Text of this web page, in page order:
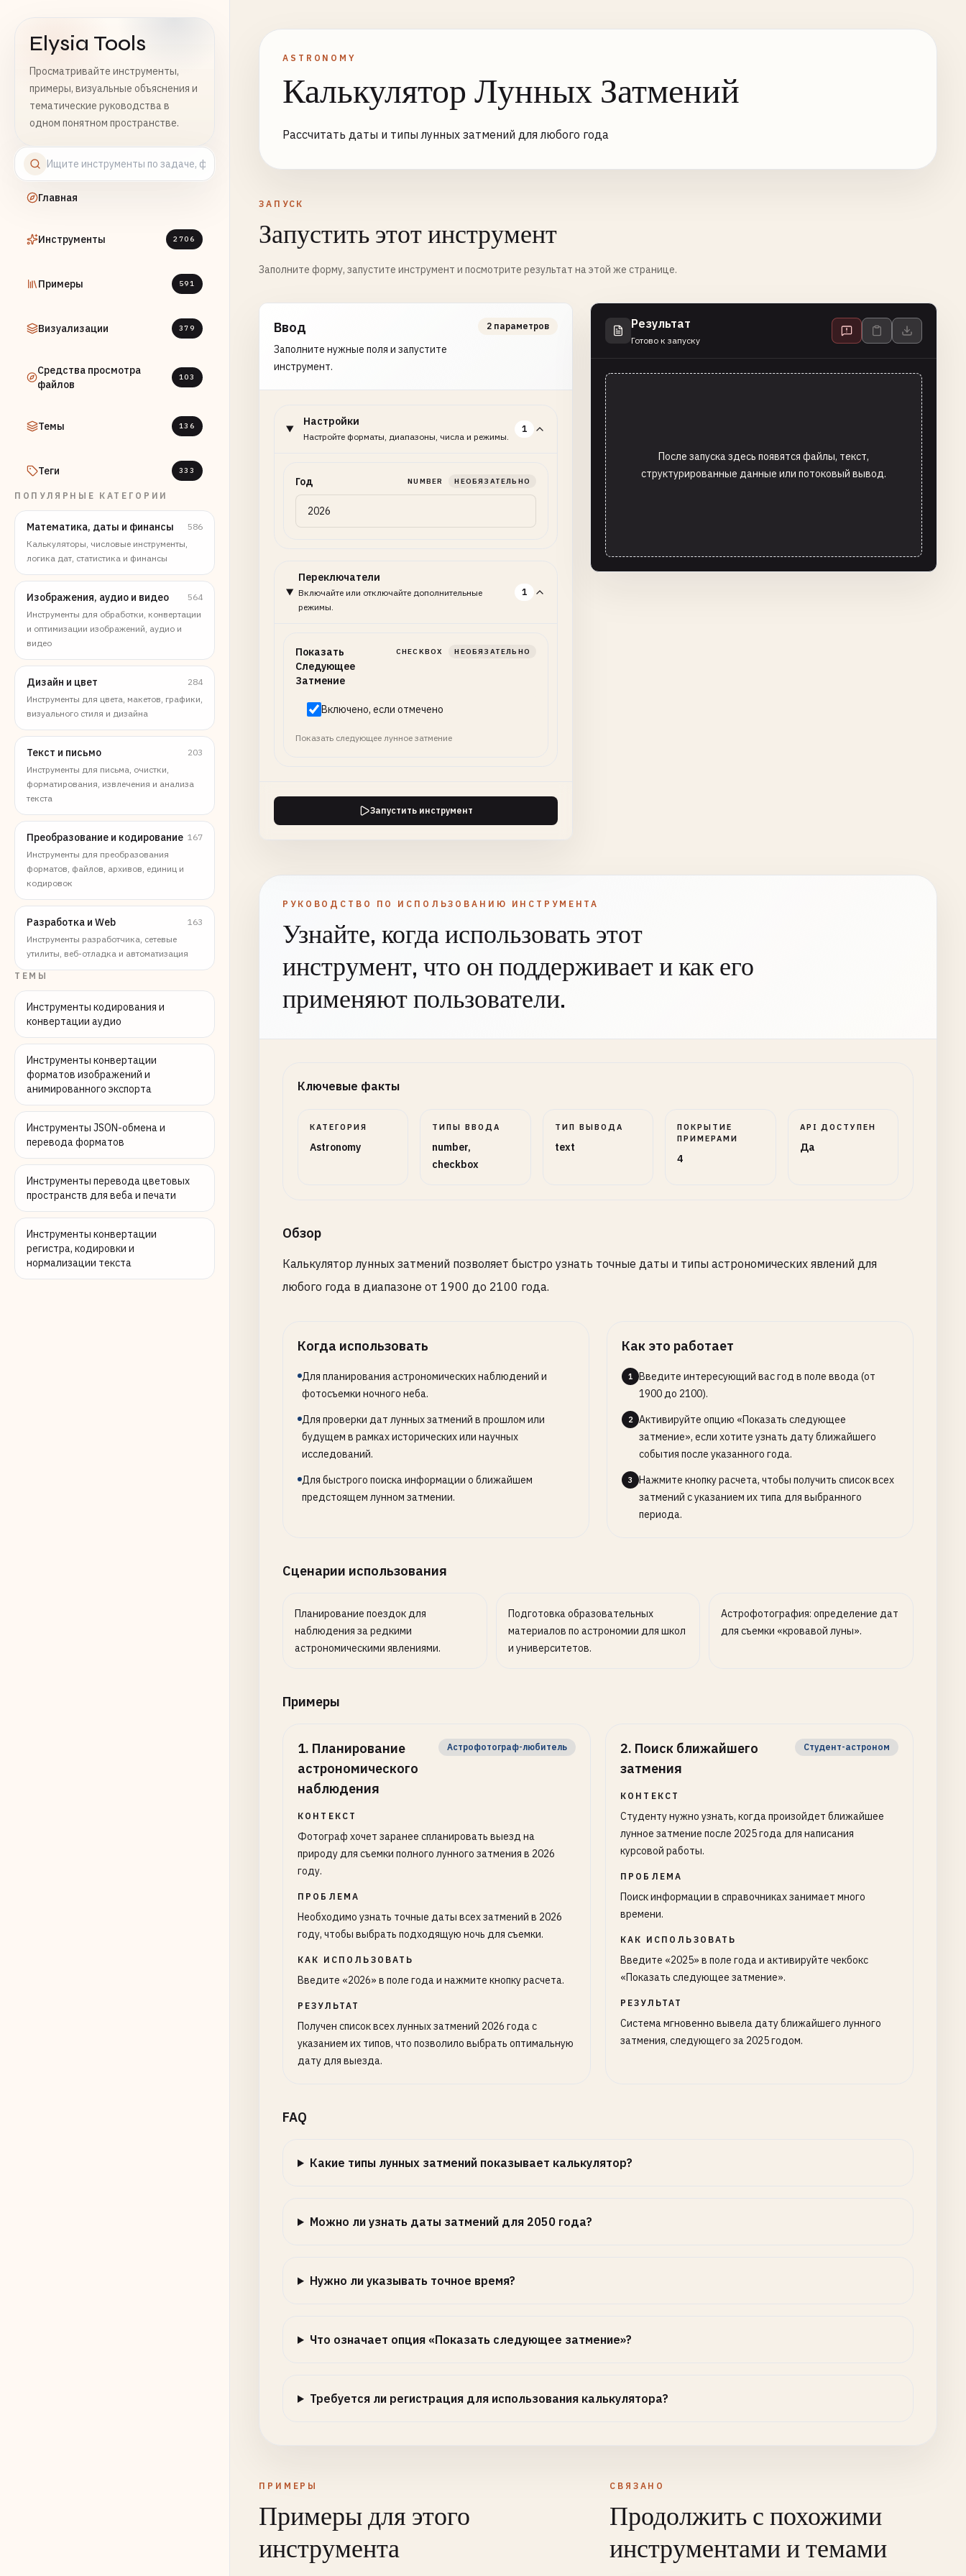
Elysia Tools
Просматривайте инструменты,
примеры, визуальные объяснения и
тематические руководства в
одном понятном пространстве.
Главная
Инструменты 2706
Примеры 591
Визуализации 379
Средства просмотра
файлов
103
Темы 136
Теги 333
ПОПУЛЯРНЫЕ КАТЕГОРИИ
Математика, даты и финансы
586
Калькуляторы, числовые инструменты,
логика дат, статистика и финансы
Изображения, аудио и видео
564
Инструменты для обработки, конвертации
и оптимизации изображений, аудио и
видео
Дизайн и цвет
284
Инструменты для цвета, макетов, графики,
визуального стиля и дизайна
Текст и письмо
203
Инструменты для письма, очистки,
форматирования, извлечения и анализа
текста
Преобразование и кодирование 167
Инструменты для преобразования
форматов, файлов, архивов, единиц и
кодировок
Разработка и Web
163
Инструменты разработчика, сетевые
утилиты, веб-отладка и автоматизация
ТЕМЫ
Инструменты кодирования и
конвертации аудио
Инструменты конвертации
форматов изображений и
анимированного экспорта
Инструменты JSON-обмена и
перевода форматов
Инструменты перевода цветовых
пространств для веба и печати
Инструменты конвертации
регистра, кодировки и
нормализации текста
ASTRONOMY
Калькулятор Лунных Затмений
Рассчитать даты и типы лунных затмений для любого года
ЗАПУСК
Запустить этот инструмент
Заполните форму, запустите инструмент и посмотрите результат на этой же странице.
Ввод
Заполните нужные поля и запустите
инструмент.
2 параметров
Настройки
Настройте форматы, диапазоны, числа и режимы.
1
Год NUMBER НЕОБЯЗАТЕЛЬНО
Переключатели
Включайте или отключайте дополнительные
режимы.
1
Показать
Следующее
Затмение
CHECKBOX НЕОБЯЗАТЕЛЬНО
Включено, если отмечено
Показать следующее лунное затмение
Запустить инструмент
Результат
Готово к запуску
После запуска здесь появятся файлы, текст,
структурированные данные или потоковый вывод.
РУКОВОДСТВО ПО ИСПОЛЬЗОВАНИЮ ИНСТРУМЕНТА
Узнайте, когда использовать этот
инструмент, что он поддерживает и как его
применяют пользователи.
Ключевые факты
КАТЕГОРИЯ
Astronomy
ТИПЫ ВВОДА
number,
checkbox
ТИП ВЫВОДА
text
ПОКРЫТИЕ
ПРИМЕРАМИ
4
API ДОСТУПЕН
Да
Обзор
Калькулятор лунных затмений позволяет быстро узнать точные даты и типы астрономических явлений для
любого года в диапазоне от 1900 до 2100 года.
Когда использовать
Для планирования астрономических наблюдений и
фотосъемки ночного неба.
Для проверки дат лунных затмений в прошлом или
будущем в рамках исторических или научных
исследований.
Для быстрого поиска информации о ближайшем
предстоящем лунном затмении.
Как это работает
1
Введите интересующий вас год в поле ввода (от
1900 до 2100).
2
Активируйте опцию «Показать следующее
затмение», если хотите узнать дату ближайшего
события после указанного года.
3
Нажмите кнопку расчета, чтобы получить список всех
затмений с указанием их типа для выбранного
периода.
Сценарии использования
Планирование поездок для
наблюдения за редкими
астрономическими явлениями.
Подготовка образовательных
материалов по астрономии для школ
и университетов.
Астрофотография: определение дат
для съемки «кровавой луны».
Примеры
1. Планирование
астрономического
наблюдения
Астрофотограф-любитель
КОНТЕКСТ
Фотограф хочет заранее спланировать выезд на
природу для съемки полного лунного затмения в 2026
году.
ПРОБЛЕМА
Необходимо узнать точные даты всех затмений в 2026
году, чтобы выбрать подходящую ночь для съемки.
КАК ИСПОЛЬЗОВАТЬ
Введите «2026» в поле года и нажмите кнопку расчета.
РЕЗУЛЬТАТ
Получен список всех лунных затмений 2026 года с
указанием их типов, что позволило выбрать оптимальную
дату для выезда.
2. Поиск ближайшего
затмения
Студент-астроном
КОНТЕКСТ
Студенту нужно узнать, когда произойдет ближайшее
лунное затмение после 2025 года для написания
курсовой работы.
ПРОБЛЕМА
Поиск информации в справочниках занимает много
времени.
КАК ИСПОЛЬЗОВАТЬ
Введите «2025» в поле года и активируйте чекбокс
«Показать следующее затмение».
РЕЗУЛЬТАТ
Система мгновенно вывела дату ближайшего лунного
затмения, следующего за 2025 годом.
FAQ
Какие типы лунных затмений показывает калькулятор?
Можно ли узнать даты затмений для 2050 года?
Нужно ли указывать точное время?
Что означает опция «Показать следующее затмение»?
Требуется ли регистрация для использования калькулятора?
ПРИМЕРЫ
Примеры для этого
инструмента
СВЯЗАНО
Продолжить с похожими
инструментами и темами